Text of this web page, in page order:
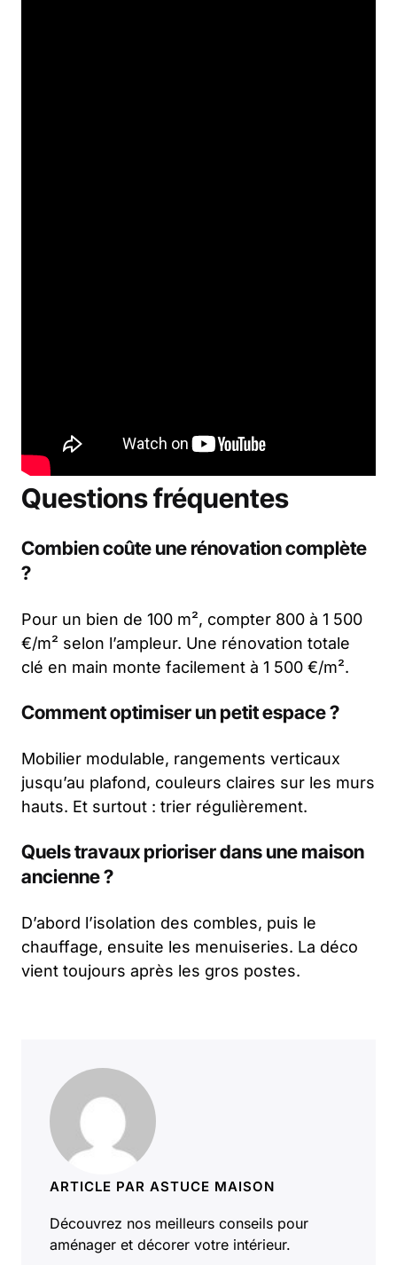
Questions fréquentes
Combien coûte une rénovation complète
?
Pour un bien de 100 m², compter 800 à 1 500
€/m² selon l’ampleur. Une rénovation totale
clé en main monte facilement à 1 500 €/m².
Comment optimiser un petit espace ?
Mobilier modulable, rangements verticaux
jusqu’au plafond, couleurs claires sur les murs
hauts. Et surtout : trier régulièrement.
Quels travaux prioriser dans une maison
ancienne ?
D’abord l’isolation des combles, puis le
chauffage, ensuite les menuiseries. La déco
vient toujours après les gros postes.
ARTICLE PAR ASTUCE MAISON
Découvrez nos meilleurs conseils pour
aménager et décorer votre intérieur.